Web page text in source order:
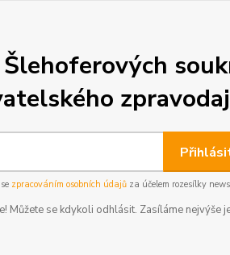
zpracováním osobních údajůza účelem rozesílky
Můžete se kdykoli odhlásit. Zasíláme nejvýše